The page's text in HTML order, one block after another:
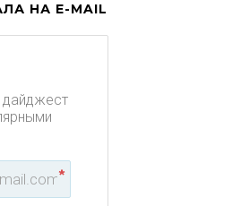
НА E-MAIL
*